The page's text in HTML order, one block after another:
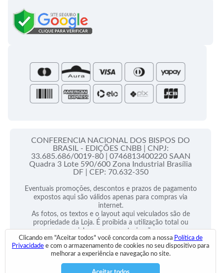
Roteiros Homiléticos
Folhetos e Partituras
Bíblias - Tradução Oficial
Campanha da Fraternidade
CONFERENCIA NACIONAL DOS BISPOS DO
BRASIL - EDIÇÕES CNBB | CNPJ:
33.685.686/0019-80 | 0746813400220 SAAN
Quadra 3 Lote 590/600 Zona Industrial Brasília
DF | CEP: 70.632-350
Eventuais promoções, descontos e prazos de pagamento
expostos aqui são válidos apenas para compras via
internet.
As fotos, os textos e o layout aqui veiculados são de
propriedade da Loja. É proibida a utilização total ou
parcial sem nossa autorização.
2025 © Todos Direitos Reservados
Desenvolvido por:
Clicando em "Aceitar todos" você concorda com a nossa Política de
Privacidade e com o armazenamento de cookies no seu dispositivo para
melhorar a experiência e navegação no site.